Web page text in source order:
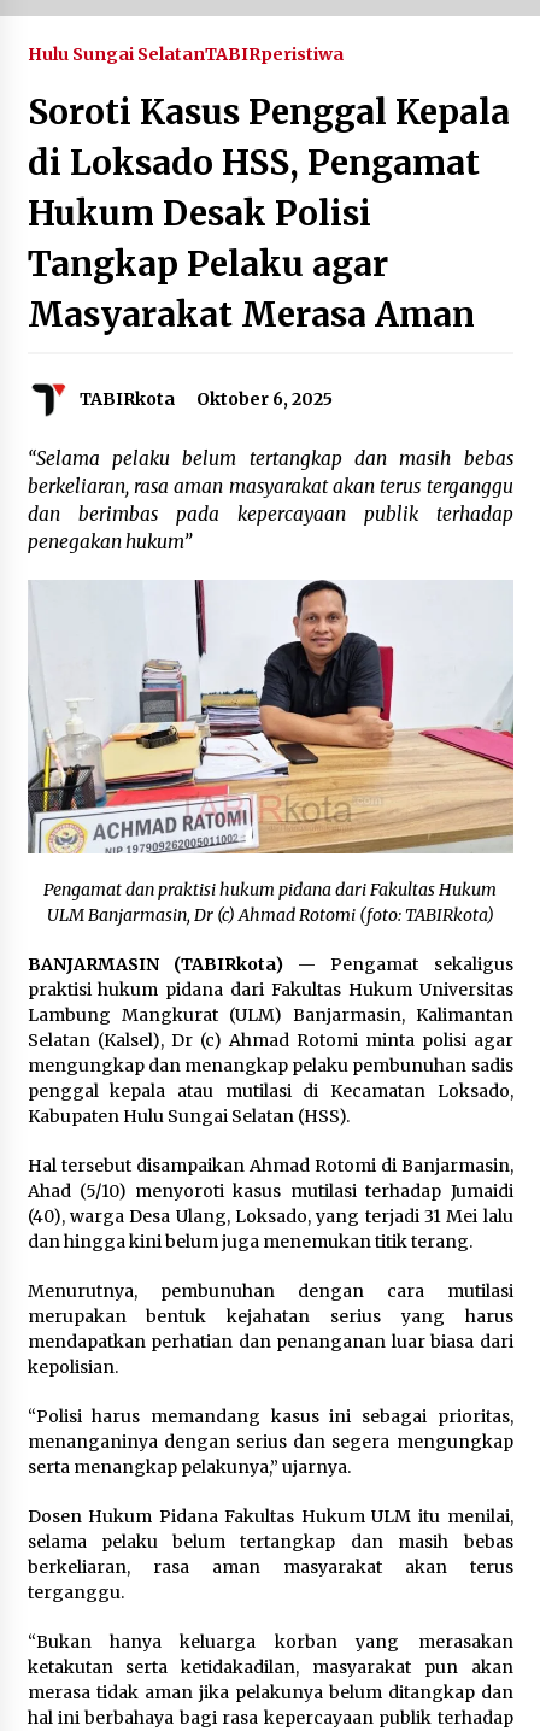
Agustus 5, 2026
PNBP 400 Juta dari Kasus Tambang Ilegal
Agustus 5, 2026
Sekda Tapin Komitmen Tingkatkan Layanan
Kesehatan
Agustus 4, 2026
Kejari HST Musnahkan Barang Bukti 27 Perkara
Inkracht van Gewisjde
Pelajar di HST Musnahkan Barang Bukti
Agustus 4, 2026
Dana Transfer Pusat Berkurang, Pemkab
Balangan Pastikan Enam Prioritas
Agustus 4, 2026
Perkuat Tata Kelola Pemerintahan dan
Pelayanan Publik, Bupati Barito Utara Pimpin
Kaji Tiru ke DIY
Agustus 4, 2026
Hulu Sungai SelatanTABIRperistiwa
Soroti Kasus Penggal Kepala
di Loksado HSS, Pengamat
Hukum Desak Polisi
Tangkap Pelaku agar
Masyarakat Merasa Aman
TABIRkota Oktober 6, 2025
“Selama pelaku belum tertangkap dan masih bebas
berkeliaran, rasa aman masyarakat akan terus terganggu
dan berimbas pada kepercayaan publik terhadap
penegakan hukum”
Pengamat dan praktisi hukum pidana dari Fakultas Hukum
ULM Banjarmasin, Dr (c) Ahmad Rotomi (foto: TABIRkota)
BANJARMASIN (TABIRkota)— Pengamat sekaligus
praktisi hukum pidana dari Fakultas Hukum Universitas
Lambung Mangkurat (ULM) Banjarmasin, Kalimantan
Selatan (Kalsel), Dr (c) Ahmad Rotomi minta polisi agar
mengungkap dan menangkap pelaku pembunuhan sadis
penggal kepala atau mutilasi di Kecamatan Loksado,
Kabupaten Hulu Sungai Selatan (HSS).
Hal tersebut disampaikan Ahmad Rotomi di Banjarmasin,
Ahad (5/10) menyoroti kasus mutilasi terhadap Jumaidi
(40), warga Desa Ulang, Loksado, yang terjadi 31 Mei lalu
dan hingga kini belum juga menemukan titik terang.
Menurutnya, pembunuhan dengan cara mutilasi
merupakan bentuk kejahatan serius yang harus
mendapatkan perhatian dan penanganan luar biasa dari
kepolisian.
“Polisi harus memandang kasus ini sebagai prioritas,
menanganinya dengan serius dan segera mengungkap
serta menangkap pelakunya,” ujarnya.
Dosen Hukum Pidana Fakultas Hukum ULM itu menilai,
selama pelaku belum tertangkap dan masih bebas
berkeliaran, rasa aman masyarakat akan terus
terganggu.
“Bukan hanya keluarga korban yang merasakan
ketakutan serta ketidakadilan, masyarakat pun akan
merasa tidak aman jika pelakunya belum ditangkap dan
hal ini berbahaya bagi rasa kepercayaan publik terhadap